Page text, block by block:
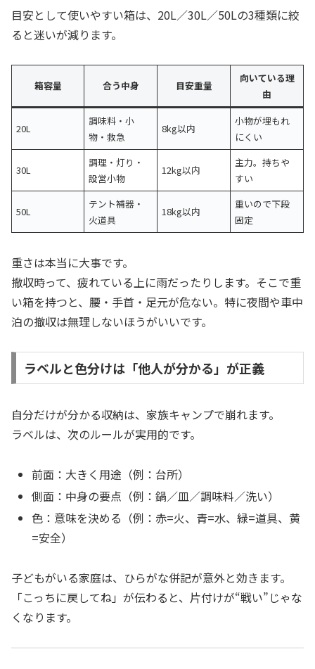
目安として使いやすい箱は、20L／30L／50Lの3種類に絞
ると迷いが減ります。
箱容量 合う中身 目安重量
向いている理
由
20L
調味料・小
物・救急
8kg以内
小物が埋もれ
にくい
30L
調理・灯り・
設営小物
12kg以内
主力。持ちや
すい
50L
テント補器・
火道具
18kg以内
重いので下段
固定
重さは本当に大事です。
撤収時って、疲れている上に雨だったりします。そこで重
い箱を持つと、腰・手首・足元が危ない。特に夜間や車中
泊の撤収は無理しないほうがいいです。
ラベルと色分けは「他人が分かる」が正義
自分だけが分かる収納は、家族キャンプで崩れます。
ラベルは、次のルールが実用的です。
前面：大きく用途（例：台所）
側面：中身の要点（例：鍋／皿／調味料／洗い）
色：意味を決める（例：赤=火、青=水、緑=道具、黄
=安全）
子どもがいる家庭は、ひらがな併記が意外と効きます。
「こっちに戻してね」が伝わると、片付けが“戦い”じゃな
くなります。